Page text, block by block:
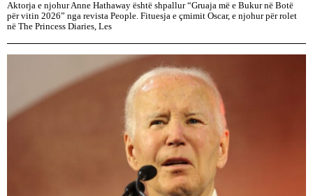
Aktorja e njohur Anne Hathaway është shpallur “Gruaja më e Bukur në Botë
për vitin 2026” nga revista People. Fituesja e çmimit Oscar, e njohur për rolet
në The Princess Diaries, Les